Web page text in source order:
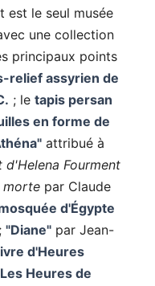
est le seul musée
une collection
principaux points
relief assyrien de
; le tapis persan
en forme de
attribué à
d'Helena Fourment
morte par Claude
d'Égypte
"Diane" par Jean-
d'Heures
Heures de